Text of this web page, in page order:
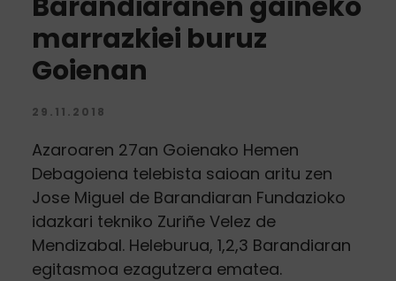
marrazkiei buruz
Goienan
29.11.2018
Azaroaren 27an Goienako Hemen
Debagoiena telebista saioan aritu zen
Jose Miguel de Barandiaran Fundazioko
idazkari tekniko Zuriñe Velez de
Mendizabal. Heleburua, 1,2,3 Barandiaran
egitasmoa ezagutzera ematea.